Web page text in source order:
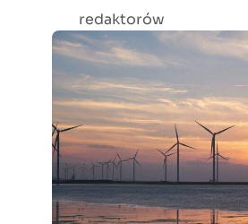
redaktorów